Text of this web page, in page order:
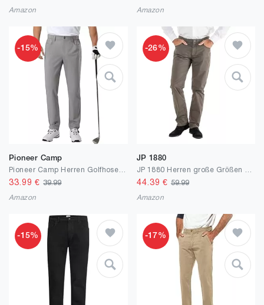
Amazon Amazon
-15%
Pioneer Camp
33.99 €39.99
Amazon
-26%
JP 1880
44.39 € 59.99
Amazon
-15% -17%